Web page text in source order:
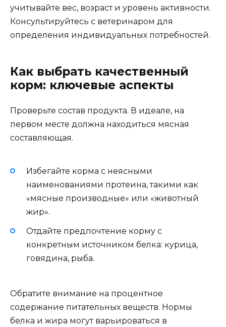
учитывайте вес, возраст и уровень активности.
Консультируйтесь с ветеринаром для
определения индивидуальных потребностей.
Как выбрать качественный
корм: ключевые аспекты
Проверьте состав продукта. В идеале, на
первом месте должна находиться мясная
составляющая.
Избегайте корма с неясными
наименованиями протеина, такими как
«мясные производные» или «животный
жир».
Отдайте предпочтение корму с
конкретным источником белка: курица,
говядина, рыба.
Обратите внимание на процентное
содержание питательных веществ. Нормы
белка и жира могут варьироваться в